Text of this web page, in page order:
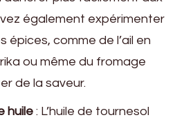
également expérimenter
épices, comme de l’ail en
ou même du fromage
de la saveur.
huile : L’huile de tournesol